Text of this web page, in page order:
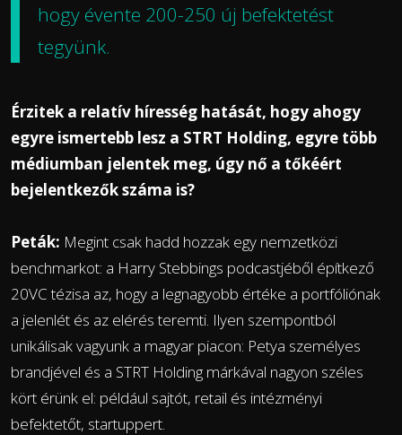
hogy évente 200-250 új befektetést
tegyünk.
Érzitek a relatív híresség hatását, hogy ahogy
egyre ismertebb lesz a STRT Holding, egyre több
médiumban jelentek meg, úgy nő a tőkéért
bejelentkezők száma is?
Peták: Megint csak hadd hozzak egy nemzetközi
benchmarkot: a Harry Stebbings podcastjéből építkező
20VC tézisa az, hogy a legnagyobb értéke a portfóliónak
a jelenlét és az elérés teremti. Ilyen szempontból
unikálisak vagyunk a magyar piacon: Petya személyes
brandjével és a STRT Holding márkával nagyon széles
kört érünk el: például sajtót, retail és intézményi
befektetőt, startuppert.